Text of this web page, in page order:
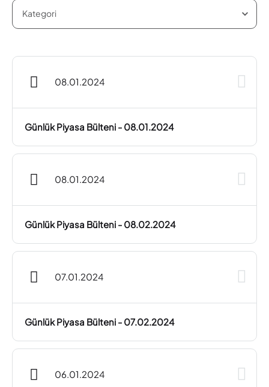
08.01.2024
Günlük Piyasa Bülteni - 08.01.2024
08.01.2024
Günlük Piyasa Bülteni - 08.02.2024
07.01.2024
Günlük Piyasa Bülteni - 07.02.2024
06.01.2024